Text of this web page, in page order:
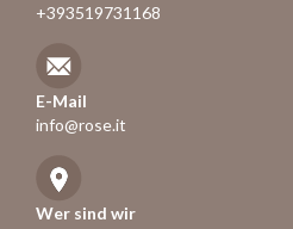
+393519731168
E-Mail
info@rose.it
Wer sind wir